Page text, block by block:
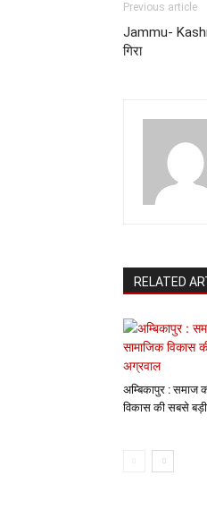
Previous article
Jammu-
गिरा
RELATED
अम्बिकापुर : समाज
विकास की सबसे